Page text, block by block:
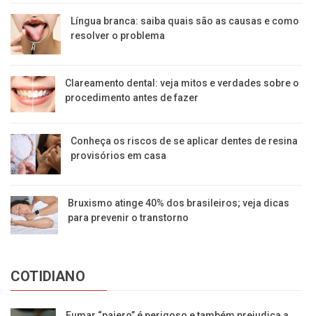
Língua branca: saiba quais são as causas e como
resolver o problema
Clareamento dental: veja mitos e verdades sobre o
procedimento antes de fazer
Conheça os riscos de se aplicar dentes de resina
provisórios em casa
Bruxismo atinge 40% dos brasileiros; veja dicas
para prevenir o transtorno
COTIDIANO